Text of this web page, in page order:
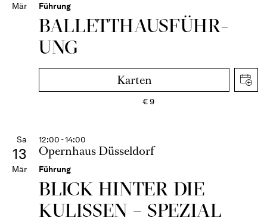
Mär Führung
BALLETT­HAUS­FÜHR­
UNG
Karten
€9
Sa
13
Mär
12:00 - 14:00
Opernhaus Düsseldorf
Führung
BLICK HINTER DIE
KULISSEN – SPEZIAL